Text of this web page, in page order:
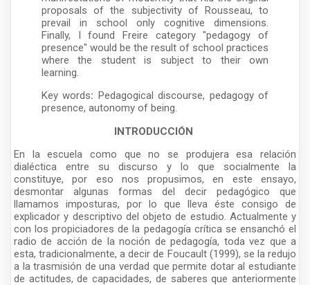
proposals of the subjectivity of Rousseau, to
prevail in school only cognitive dimensions.
Finally, I found Freire category "pedagogy of
presence" would be the result of school practices
where the student is subject to their own
learning.
Key words: Pedagogical discourse, pedagogy of
presence, autonomy of being.
INTRODUCCIÓN
En la escuela como que no se produjera esa relación
dialéctica entre su discurso y lo que socialmente la
constituye, por eso nos propusimos, en este ensayo,
desmontar algunas formas del decir pedagógico que
llamamos imposturas, por lo que lleva éste consigo de
explicador y descriptivo del objeto de estudio. Actualmente y
con los propiciadores de la pedagogía crítica se ensanchó el
radio de acción de la noción de pedagogía, toda vez que a
esta, tradicionalmente, a decir de Foucault (1999), se la redujo
a la trasmisión de una verdad que permite dotar al estudiante
de actitudes, de capacidades, de saberes que anteriormente